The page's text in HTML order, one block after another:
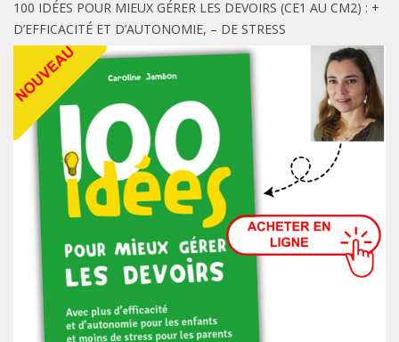
100 IDÉES POUR MIEUX GÉRER LES DEVOIRS (CE1 AU CM2) : +
D’EFFICACITÉ ET D’AUTONOMIE, – DE STRESS